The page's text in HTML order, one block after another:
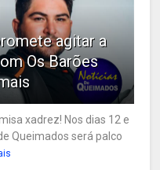
agitar a
Os Barões
xadrez! Nos dias 12 e
Queimados será palco